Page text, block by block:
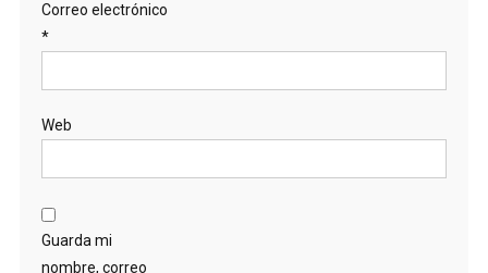
Correo electrónico
*
Web
Guarda mi
nombre, correo